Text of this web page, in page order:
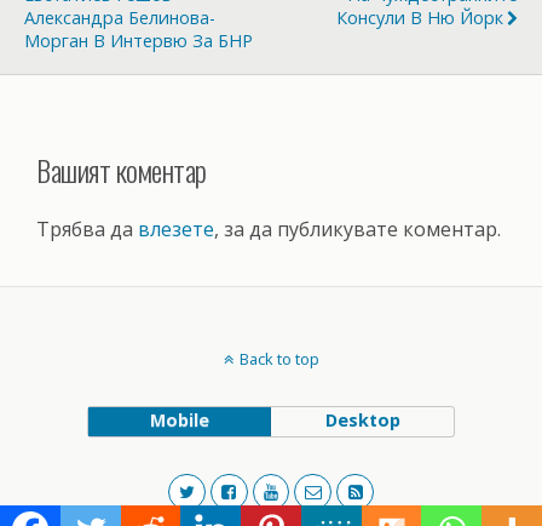
Александра Белинова-
Морган В Интервю За БНР
Консули В Ню Йорк
Вашият коментар
Трябва да влезете, за да публикувате коментар.
Back to top
Mobile Desktop